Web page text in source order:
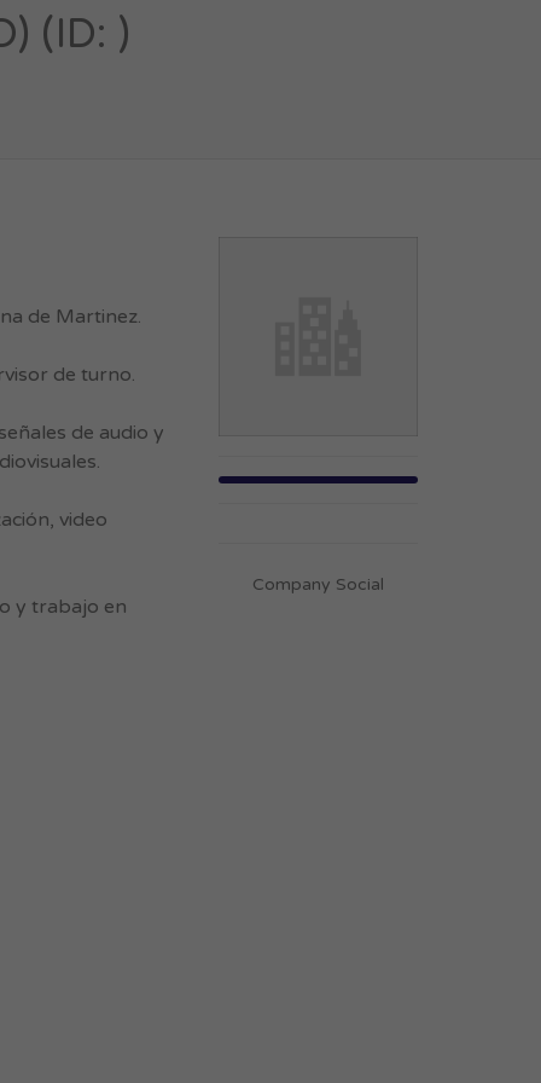
(ID: )
de Martinez.
de turno.
de audio y
video
y trabajo en
Company Social